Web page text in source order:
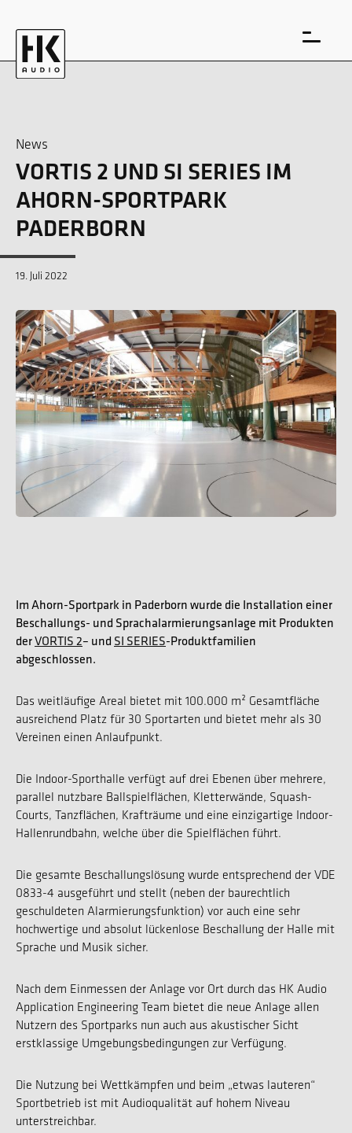
EN
News
VORTIS 2 UND SI SERIES IM
AHORN-SPORTPARK
PADERBORN
19. Juli 2022
Im Ahorn-Sportpark in Paderborn wurde die Installation einer
Beschallungs- und Sprachalarmierungsanlage mit Produkten
derVORTIS 2– und SI SERIES-Produktfamilien
abgeschlossen.
Das weitläufige Areal bietet mit 100.000 m² Gesamtfläche
ausreichend Platz für 30 Sportarten und bietet mehr als 30
Vereinen einen Anlaufpunkt.
Die Indoor-Sporthalle verfügt auf drei Ebenen über mehrere,
parallel nutzbare Ballspielflächen, Kletterwände, Squash-
Courts, Tanzflächen, Krafträume und eine einzigartige Indoor-
Hallenrundbahn, welche über die Spielflächen führt.
Die gesamte Beschallungslösung wurde entsprechend der VDE
0833-4 ausgeführt und stellt (neben der baurechtlich
geschuldeten Alarmierungsfunktion) vor auch eine sehr
hochwertige und absolut lückenlose Beschallung der Halle mit
Sprache und Musik sicher.
Nach dem Einmessen der Anlage vor Ort durch das HK Audio
Application Engineering Team bietet die neue Anlage allen
Nutzern des Sportparks nun auch aus akustischer Sicht
erstklassige Umgebungsbedingungen zur Verfügung.
Die Nutzung bei Wettkämpfen und beim „etwas lauteren“
Sportbetrieb ist mit Audioqualität auf hohem Niveau
unterstreichbar.